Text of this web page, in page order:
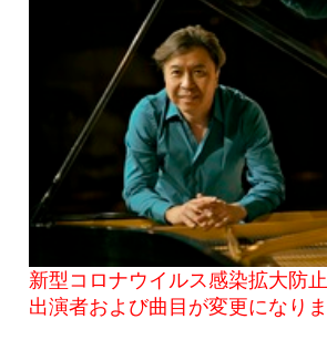
新型コロナウイルス感染拡大防
出演者および曲目が変更になりま